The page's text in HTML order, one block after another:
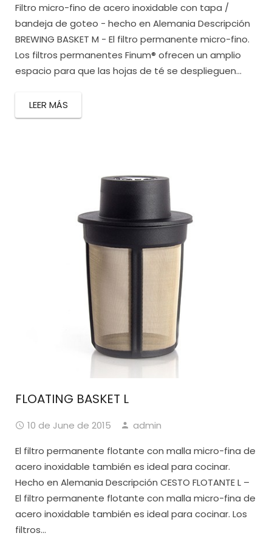
Filtro micro-fino de acero inoxidable con tapa /
bandeja de goteo - hecho en Alemania Descripción
BREWING BASKET M - El filtro permanente micro-fino.
Los filtros permanentes Finum® ofrecen un amplio
espacio para que las hojas de té se desplieguen...
LEER MÁS
FLOATING BASKET L
10 de June de 2015
admin
El filtro permanente flotante con malla micro-fina de
acero inoxidable también es ideal para cocinar.
Hecho en Alemania Descripción CESTO FLOTANTE L –
El filtro permanente flotante con malla micro-fina de
acero inoxidable también es ideal para cocinar. Los
filtros...